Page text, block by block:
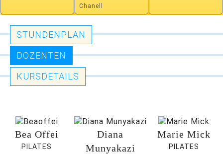
Chanell
STUNDENPLAN
DOZENTEN
KURSDETAILS
Bea Offei
PILATES
Diana
Munyakazi
Marie Mick
PILATES